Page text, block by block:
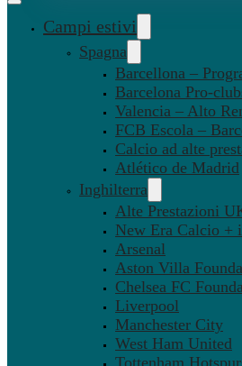
Campi estivi
Spagna
Barcellona –
Barcelona Pro-
Valencia – Alto
FCB Escola –
Calcio ad alte
Atlético de Madrid
Inghilterra
Alte Prestazioni
New Era Calcio +
Arsenal
Aston Villa
Chelsea FC
Liverpool
Manchester City
West Ham United
Tottenham